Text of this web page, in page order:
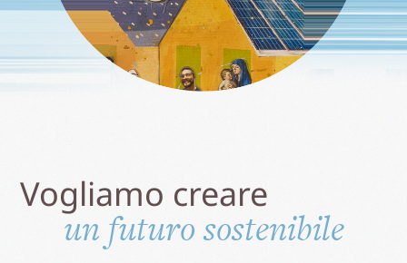
Vogliamo creare
un futuro sostenibile